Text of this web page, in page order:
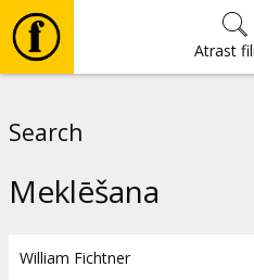
Atrast
Search
Meklēšana